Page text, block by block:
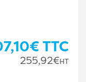
TTC
255,92€HT